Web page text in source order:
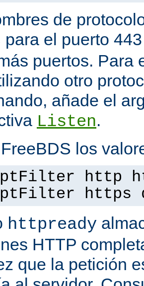
de
para el puerto
puertos. Para
otro
añade el
Listen.
los
http
https
httpready
HTTP
que la petición